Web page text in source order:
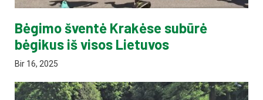
Bėgimo šventė Krakėse subūrė
bėgikus iš visos Lietuvos
Bir 16, 2025